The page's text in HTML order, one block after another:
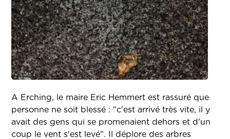
A Erching, le maire Eric Hemmert est rassuré que
personne ne soit blessé : "c'est arrivé très vite, il y
avait des gens qui se promenaient dehors et d'un
coup le vent s'est levé". Il déplore des arbres